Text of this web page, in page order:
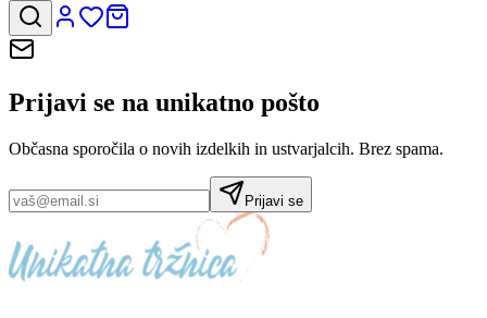
Prijavi se na unikatno pošto
Občasna sporočila o novih izdelkih in ustvarjalcih. Brez spama.
Prijavi se